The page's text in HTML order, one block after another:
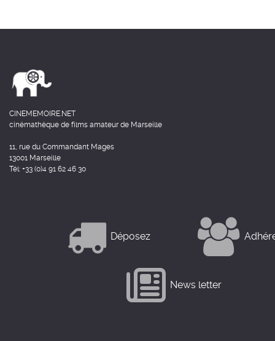
CINEMEMOIRE.NET
cinémathèque de films amateur de Marseille
11, rue du Commandant Mages
13001 Marseille
Tél: +33 (0)4 91 62 46 30
Déposez
News letter